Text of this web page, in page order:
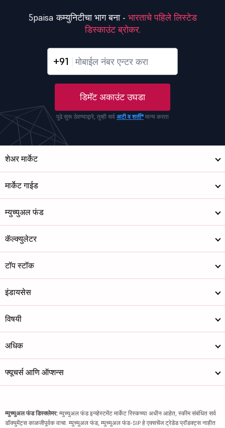
5paisa कम्युनिटीचा भाग बना - भारताचे पहिले लिस्टेड
डिस्काउंट ब्रोकर.
+91
डिमॅट अकाउंट उघडा
पुढे सुरू ठेवण्याद्वारे, तुम्ही सर्व अटी व शर्ती*मान्य करता
शेअर मार्केट
मार्केट गाईड
म्युच्युअल फंड
कॅल्क्युलेटर
टॉप स्टॉक
इंडायसेस
विषयी
अधिक
फ्यूचर्स आणि ऑप्शन्स
म्युच्युअल फंड डिस्क्लेमर: म्युच्युअल फंड इन्व्हेस्टमेंट मार्केट रिस्कच्या अधीन आहेत, स्कीम संबंधित सर्व
डॉक्युमेंट्स काळजीपूर्वक वाचा. म्युच्युअल फंड, म्युच्युअल फंड-SIP हे एक्सचेंज ट्रेडेड प्रॉडक्ट्स नाहीत